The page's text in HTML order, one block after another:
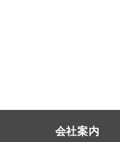
会社案内